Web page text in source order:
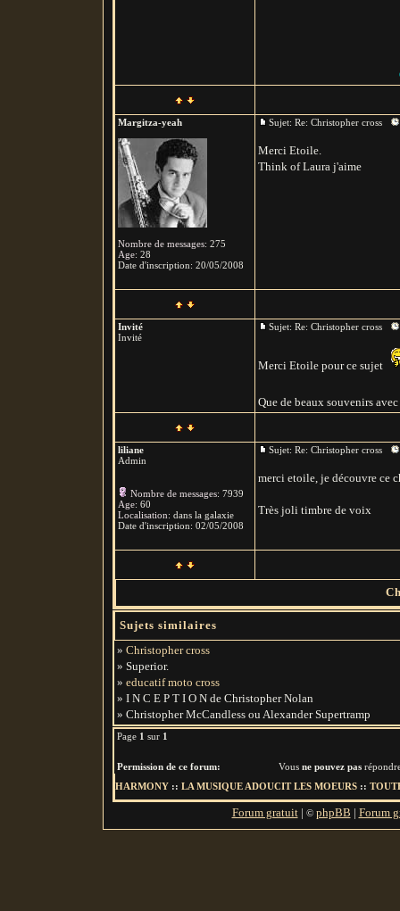
Margitza-yeah
Nombre de messages: 275
Age: 28
Date d'inscription: 20/05/2008
Sujet: Re: Christopher cross
Merci Etoile.
Think of Laura j'aime
Invité
Invité
Sujet: Re: Christopher cross
Merci Etoile pour ce sujet
Que de beaux souvenirs
liliane
Admin
Nombre de messages: 7939
Age: 60
Localisation: dans la galaxie
Date d'inscription: 02/05/2008
Sujet: Re: Christopher cross
merci etoile, je découvre ce
Très joli timbre de voix
Sujets similaires
» Christopher cross
» Superior.
» educatif moto cross
» I N C E P T I O N de Christopher Nolan
» Christopher McCandless ou Alexander Supertramp
Page 1 sur 1
Permission de ce forum: Vous ne pouvez pas
HARMONY :: LA MUSIQUE ADOUCIT LES MOEURS ::
Forum gratuit| © phpBB | Forum